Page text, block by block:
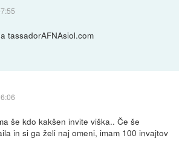
tassadorAFNAsiol.com
še kdo kakšen invite viška.. Če še
in si ga želi naj omeni, imam 100 invajtov